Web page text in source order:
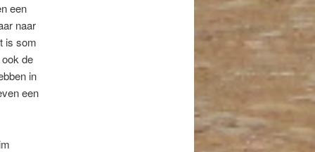
een
naar
is som
de
in
een